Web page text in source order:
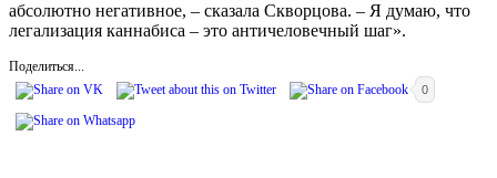
абсолютно негативное, – сказала Скворцова. – Я думаю, что
легализация каннабиса – это античеловечный шаг».
Поделиться...
0